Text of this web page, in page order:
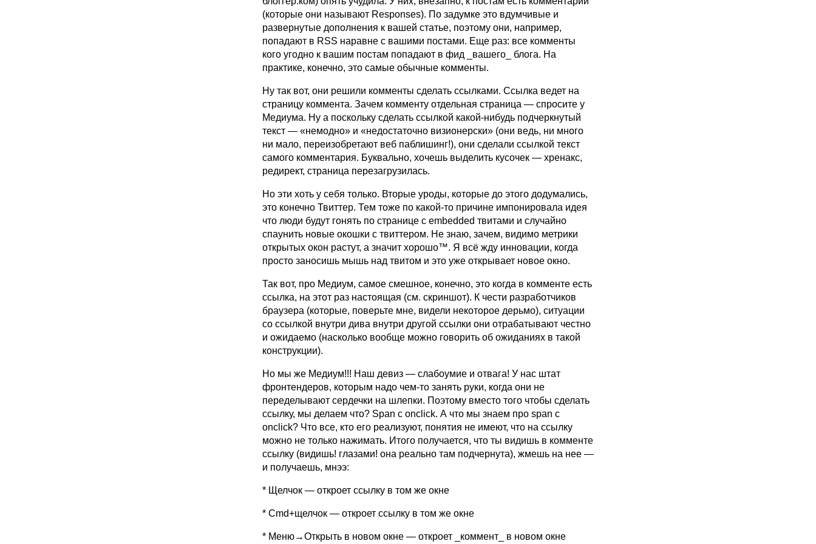
(которые они называют Responses). По задумке это вдумчивые и
развернутые дополнения к вашей статье, поэтому они, например,
попадают в RSS наравне с вашими постами. Еще раз: все комменты
кого угодно к вашим постам попадают в фид _вашего_ блога. На
практике, конечно, это самые обычные комменты.
Ну так вот, они решили комменты сделать ссылками. Ссылка ведет на
страницу коммента. Зачем комменту отдельная страница — спросите у
Медиума. Ну а поскольку сделать ссылкой какой-нибудь подчеркнутый
текст — «немодно» и «недостаточно визионерски» (они ведь, ни много
ни мало, переизобретают веб паблишинг!), они сделали ссылкой текст
самого комментария. Буквально, хочешь выделить кусочек — хренакс,
редирект, страница перезагрузилась.
Но эти хоть у себя только. Вторые уроды, которые до этого додумались,
это конечно Твиттер. Тем тоже по какой-то причине импонировала идея
что люди будут гонять по странице с embedded твитами и случайно
спаунить новые окошки с твиттером. Не знаю, зачем, видимо метрики
открытых окон растут, а значит хорошо™. Я всё жду инновации, когда
просто заносишь мышь над твитом и это уже открывает новое окно.
Так вот, про Медиум, самое смешное, конечно, это когда в комменте есть
ссылка, на этот раз настоящая (см. скриншот). К чести разработчиков
браузера (которые, поверьте мне, видели некоторое дерьмо), ситуации
со ссылкой внутри дива внутри другой ссылки они отрабатывают честно
и ожидаемо (насколько вообще можно говорить об ожиданиях в такой
конструкции).
Но мы же Медиум!!! Наш девиз — слабоумие и отвага! У нас штат
фронтендеров, которым надо чем-то занять руки, когда они не
переделывают сердечки на шлепки. Поэтому вместо того чтобы сделать
ссылку, мы делаем что? Span с onclick. А что мы знаем про span с
onclick? Что все, кто его реализуют, понятия не имеют, что на ссылку
можно не только нажимать. Итого получается, что ты видишь в комменте
ссылку (видишь! глазами! она реально там подчернута), жмешь на нее —
и получаешь, мнээ:
* Щелчок — откроет ссылку в том же окне
* Cmd+щелчок — откроет ссылку в том же окне
* Меню→Открыть в новом окне — откроет _коммент_ в новом окне